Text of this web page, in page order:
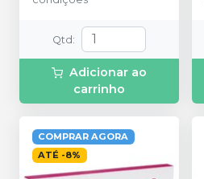
Qtd:
Adicionar ao
carrinho
COMPRAR AGORA
ATÉ -8%